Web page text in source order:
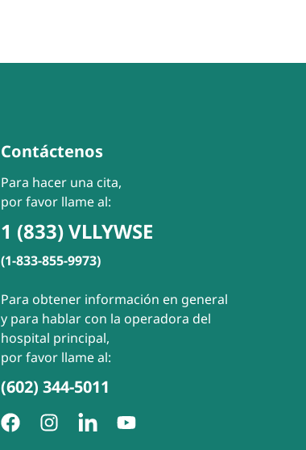
Contáctenos
Para hacer una cita,
por favor llame al:
1 (833) VLLYWSE
(1-833-855-9973)
Para obtener información en general
y para hablar con la operadora del
hospital principal,
por favor llame al:
(602) 344-5011